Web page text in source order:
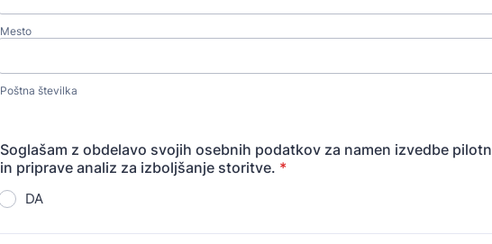
Mesto
Poštna številka
Soglašam z obdelavo svojih osebnih podatkov za namen izvedbe
in priprave analiz za izboljšanje storitve. *
DA